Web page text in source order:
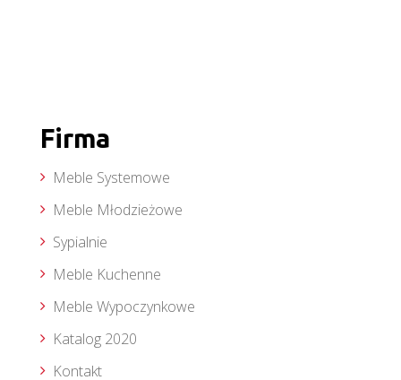
Firma
Meble Systemowe
Meble Młodzieżowe
Sypialnie
Meble Kuchenne
Meble Wypoczynkowe
Katalog 2020
Kontakt